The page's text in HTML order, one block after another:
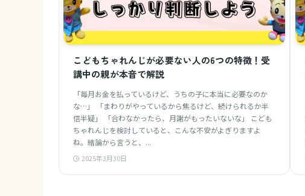
こどもちゃれんじが必要ない人の6つの特徴！受
講中の親が本音で解説
「毎月お金を払っているけど、うちの子に本当に必要なのか
な…」 「まわりがやっているから焦るけど、続けられるか半
信半疑」 「合わなかったら、月謝がもったいないな」 こども
ちゃれんじを検討していると、こんな不安がよぎりますよ
ね。結論から言うと、...
2025年3月30日